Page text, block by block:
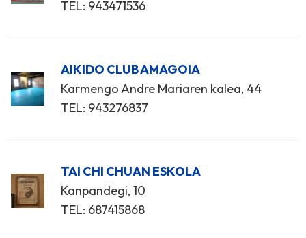
TEL: 943471536
AIKIDO CLUB AMAGOIA
Karmengo Andre Mariaren kalea, 44
TEL: 943276837
TAI CHI CHUAN ESKOLA
Kanpandegi, 10
TEL: 687415868